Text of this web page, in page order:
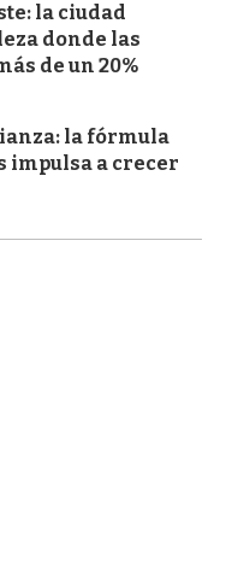
la ciudad
donde las
de un 20%
la fórmula
impulsa a crecer